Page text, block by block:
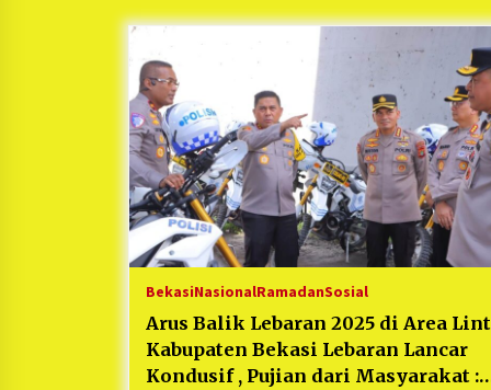
Berjalan Sukses
5 bulan ago
Kartini Penggerak Lingkungan dari
Sampah Bukit Berlian
1 tahun ago
Ucapan Terimakasih Ketua Umum
Jurpala Indonesia dan KOSMI
Indonesia Atas Respon Cepat Polres
Metro Bekasi dan Polsek Cikarang
Timur yang Tangkap Oknum
Terkait Pengusiran Pendirian
1 tahun ago
BekasiNasionalRamadanSosial
Arus Balik Lebaran 2025 di Area
Kabupaten Bekasi Lebaran Lancar
Kondusif , Pujian dari Masyarakat :